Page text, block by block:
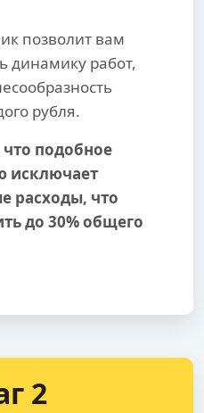
позволит вам
динамику работ,
рубля.
подобное
исключает
расходы, что
до 30% общего
2